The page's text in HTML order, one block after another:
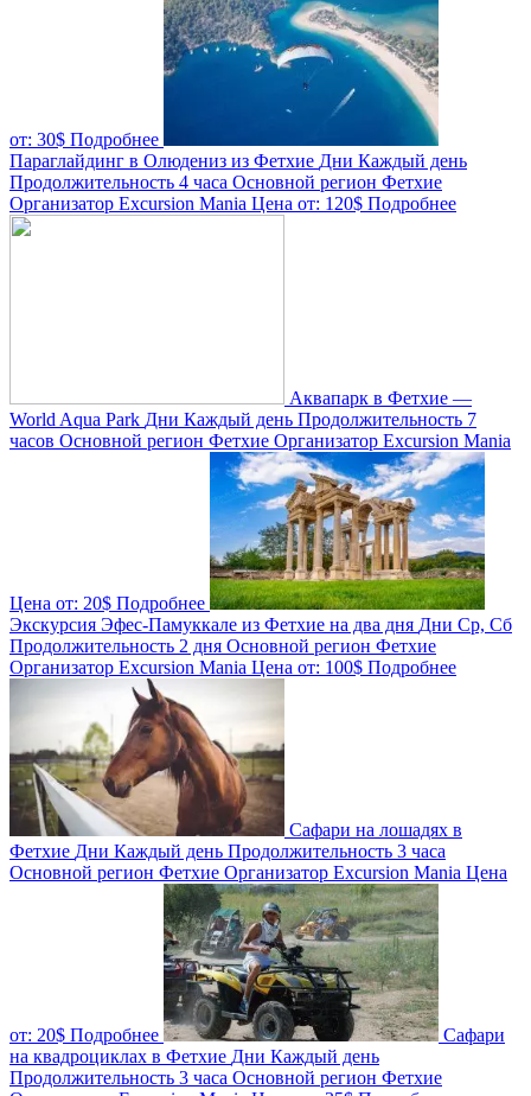
от: 30$ Подробнее
Параглайдинг в Олюдениз из Фетхие Дни Каждый день
Продолжительность 4 часа Основной регион Фетхие
Организатор Excursion Mania Цена от: 120$ Подробнее
Аквапарк в Фетхие —
World Aqua Park Дни Каждый день Продолжительность 7
часов Основной регион Фетхие Организатор Excursion Mania
Цена от: 20$ Подробнее
Экскурсия Эфес-Памуккале из Фетхие на два дня Дни Ср, Сб
Продолжительность 2 дня Основной регион Фетхие
Организатор Excursion Mania Цена от: 100$ Подробнее
Сафари на лошадях в
Фетхие Дни Каждый день Продолжительность 3 часа
Основной регион Фетхие Организатор Excursion Mania Цена
от: 20$ Подробнее
Сафари
на квадроциклах в Фетхие Дни Каждый день
Продолжительность 3 часа Основной регион Фетхие